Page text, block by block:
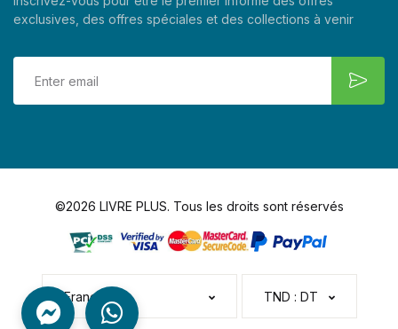
exclusives, des offres spéciales et des collections à venir
©2026 LIVRE PLUS. Tous les droits sont réservés
Français TND : DT